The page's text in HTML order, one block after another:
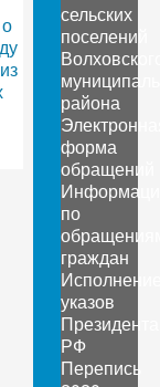
сельских
поселений
района
форма
обращений
по
граждан
указов
Президента
РФ
Перепись